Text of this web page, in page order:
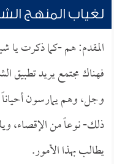
لغياب المنهج
المقدم: هم -كما ذكرت يا
فهناك مجتمع يريد تطبيق
وجل، وهم يمارسون
ذلك- نوعاً من الإقصاء،
يطالب بهذا الأمور.